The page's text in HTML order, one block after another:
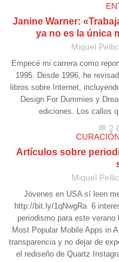
Janine Warner:
ya no es la única
Miquel
Empecé mi carrera como
1995. Desde 1996, he
libros sobre Internet,
Design For Dummies y
ediciones. Los callos
chat_bubble 2
Artículos sobre
Miquel
Jóvenes en USA sí leen
http://bit.ly/1qNwgRa 6
periodismo para este
Most Popular Mobile Apps in
transparencia y no dejar de
el rediseño de Quartz